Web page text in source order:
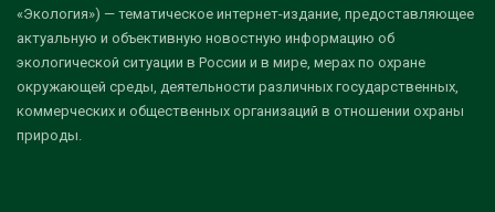
«Экология») — тематическое интернет-издание, предоставляющее
актуальную и объективную новостную информацию об
экологической ситуации в России и в мире, мерах по охране
окружающей среды, деятельности различных государственных,
коммерческих и общественных организаций в отношении охраны
природы.